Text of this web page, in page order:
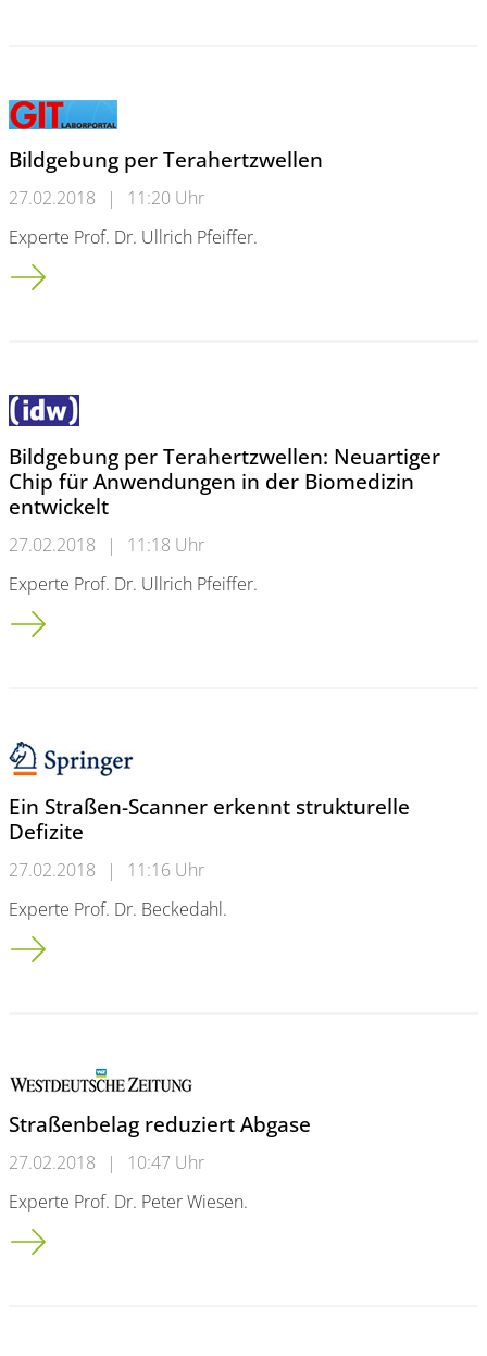
Bildgebung per Terahertzwellen
27.02.2018 |
11:20 Uhr
Experte Prof. Dr. Ullrich Pfeiffer.
Bildgebung per Terahertzwellen
Bildgebung per Terahertzwellen: Neuartiger
Chip für Anwendungen in der Biomedizin
entwickelt
27.02.2018 |
11:18 Uhr
Experte Prof. Dr. Ullrich Pfeiffer.
Bildgebung per Terahertzwellen: Neuartiger Chip für
Ein Straßen-Scanner erkennt strukturelle
Defizite
27.02.2018 |
11:16 Uhr
Experte Prof. Dr. Beckedahl.
Ein Straßen-Scanner erkennt strukturelle Defizite
Straßenbelag reduziert Abgase
27.02.2018 |
10:47 Uhr
Experte Prof. Dr. Peter Wiesen.
Straßenbelag reduziert Abgase